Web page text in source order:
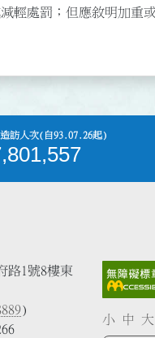
輕處罰；但應敘明加重
訪人次(自93.07.26起)
路1號8樓東
)
小 中 大